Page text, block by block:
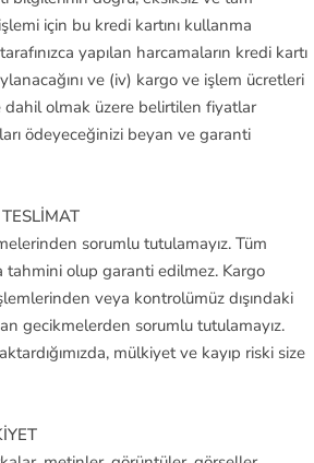
için bu kredi kartını kullanma
yapılan harcamaların kredi kartı
ve (iv) kargo ve işlem ücretleri
olmak üzere belirtilen fiyatlar
ödeyeceğinizi beyan ve garanti
sorumlu tutulamayız. Tüm
tahmini olup garanti edilmez. Kargo
veya kontrolümüz dışındaki
gecikmelerden sorumlu tutulamayız.
mülkiyet ve kayıp riski size